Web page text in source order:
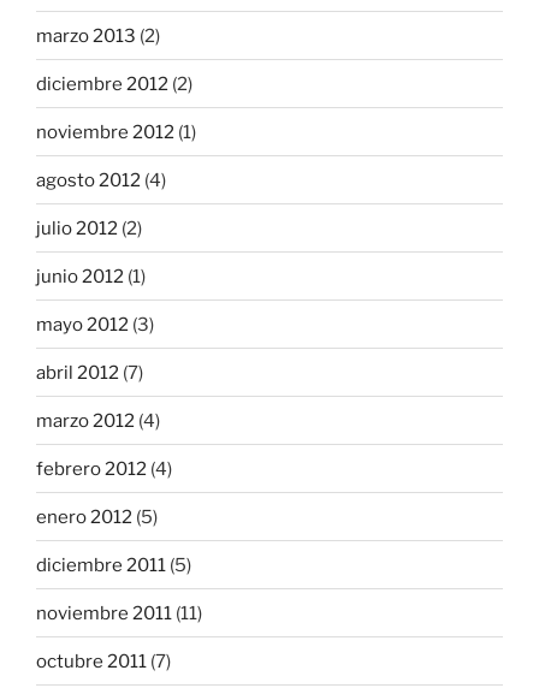
marzo 2013 (2)
diciembre 2012 (2)
noviembre 2012 (1)
agosto 2012 (4)
julio 2012 (2)
junio 2012 (1)
mayo 2012 (3)
abril 2012 (7)
marzo 2012 (4)
febrero 2012 (4)
enero 2012 (5)
diciembre 2011 (5)
noviembre 2011 (11)
octubre 2011 (7)